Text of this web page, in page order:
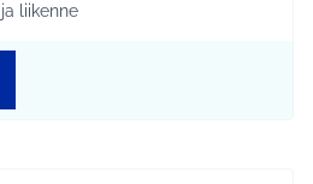
Koko Tuusula
teeman mukaan: Infra ja liikenne
ja liikenne